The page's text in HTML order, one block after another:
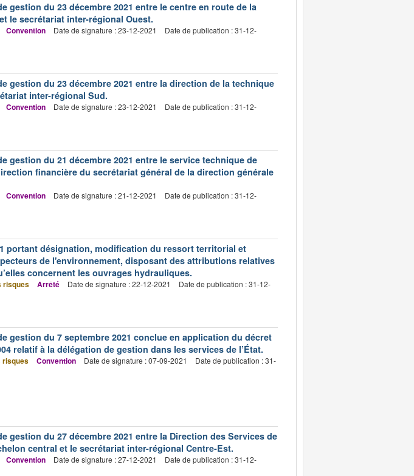
gestion du 23 décembre 2021 entre le centre en route de la
le secrétariat inter-régional Ouest.
Convention Date de signature : 23-12-2021
Date de publication : 31-12-
gestion du 23 décembre 2021 entre la direction de la technique
inter-régional Sud.
Convention Date de signature : 23-12-2021
Date de publication : 31-12-
gestion du 21 décembre 2021 entre le service technique de
financière du secrétariat général de la direction générale
Convention Date de signature : 21-12-2021
Date de publication : 31-12-
portant désignation, modification du ressort territorial et
de l'environnement, disposant des attributions relatives
concernent les ouvrages hydrauliques.
risques Arrêté Date de signature : 22-12-2021
Date de publication : 31-12-
gestion du 7 septembre 2021 conclue en application du décret
relatif à la délégation de gestion dans les services de l’État.
risques Convention Date de signature : 07-09-2021
Date de publication : 31-
gestion du 27 décembre 2021 entre la Direction des Services de
central et le secrétariat inter-régional Centre-Est.
Convention Date de signature : 27-12-2021
Date de publication : 31-12-